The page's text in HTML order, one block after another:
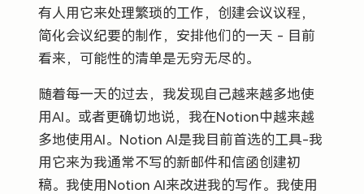
有人用它来处理繁琐的工作，创建会议议程，
简化会议纪要的制作，安排他们的一天 - 目前
看来，可能性的清单是无穷无尽的。
随着每一天的过去，我发现自己越来越多地使
用AI。或者更确切地说，我在Notion中越来越
多地使用AI。Notion AI是我目前首选的工具-我
用它来为我通常不写的新邮件和信函创建初
稿。我使用Notion AI来改进我的写作。我使用